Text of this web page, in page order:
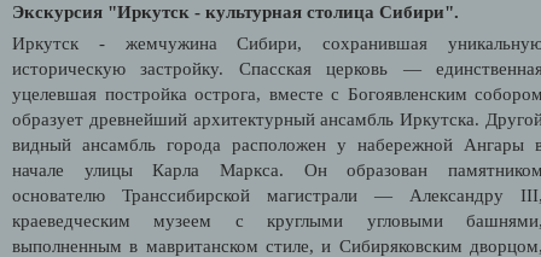
Экскурсия "Иркутск - культурная столица Сибири".
Иркутск - жемчужина Сибири, сохранившая
историческую застройку. Спасская церковь —
уцелевшая постройка острога, вместе с Богоявленским
образует древнейший архитектурный ансамбль Иркутска.
видный ансамбль города расположен у набережной Ангары
начале улицы Карла Маркса. Он образован
основателю Транссибирской магистрали — Александру
краеведческим музеем с круглыми угловыми
выполненным в мавританском стиле, и Сибиряковским